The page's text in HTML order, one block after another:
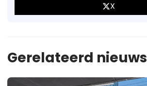
X
Gerelateerd nieuws